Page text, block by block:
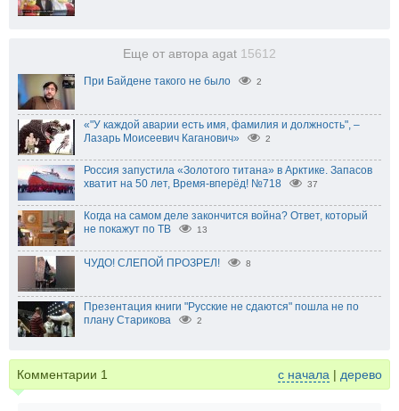
Еще от автора agat 15612
При Байдене такого не было 2
«"У каждой аварии есть имя, фамилия и должность", –
Лазарь Моисеевич Каганович»
2
Россия запустила «Золотого титана» в Арктике. Запасов
хватит на 50 лет, Время-вперёд! №718
37
Когда на самом деле закончится война? Ответ, который
не покажут по ТВ
13
ЧУДО! СЛЕПОЙ ПРОЗРЕЛ! 8
Презентация книги "Русские не сдаются" пошла не по
плану Старикова
2
Комментарии 1 с начала | дерево